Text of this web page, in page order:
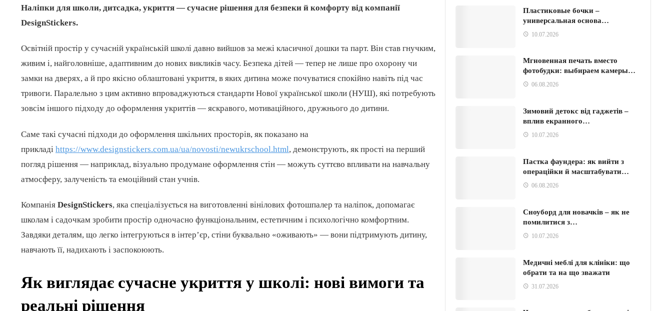
Наліпки для школи, дитсадка, укриття — сучасне рішення для безпеки й комфорту від компанії
DesignStickers.
Освітній простір у сучасній українській школі давно вийшов за межі класичної дошки та парт. Він став гнучким,
живим і, найголовніше, адаптивним до нових викликів часу. Безпека дітей — тепер не лише про охорону чи
замки на дверях, а й про якісно облаштовані укриття, в яких дитина може почуватися спокійно навіть під час
тривоги. Паралельно з цим активно впроваджуються стандарти Нової української школи (НУШ), які потребують
зовсім іншого підходу до оформлення укриттів — яскравого, мотиваційного, дружнього до дитини.
Саме такі сучасні підходи до оформлення шкільних просторів, як показано на
прикладі https://www.designstickers.com.ua/ua/novosti/newukrschool.html, демонструють, як прості на перший
погляд рішення — наприклад, візуально продумане оформлення стін — можуть суттєво впливати на навчальну
атмосферу, залученість та емоційний стан учнів.
Компанія DesignStickers, яка спеціалізується на виготовленні вінілових фотошпалер та наліпок, допомагає
школам і садочкам зробити простір одночасно функціональним, естетичним і психологічно комфортним.
Завдяки деталям, що легко інтегруються в інтер’єр, стіни буквально «оживають» — вони підтримують дитину,
навчають її, надихають і заспокоюють.
Як виглядає сучасне укриття у школі: нові вимоги та
реальні рішення
Пластиковые бочки –
универсальная основа…
10.07.2026
Мгновенная печать вместо
фотобудки: выбираем камеры…
06.08.2026
Зимовий детокс від гаджетів –
вплив екранного…
10.07.2026
Пастка фаундера: як вийти з
операційки й масштабувати…
06.08.2026
Сноуборд для новачків – як не
помилитися з…
10.07.2026
Медичні меблі для клініки: що
обрати та на що зважати
31.07.2026